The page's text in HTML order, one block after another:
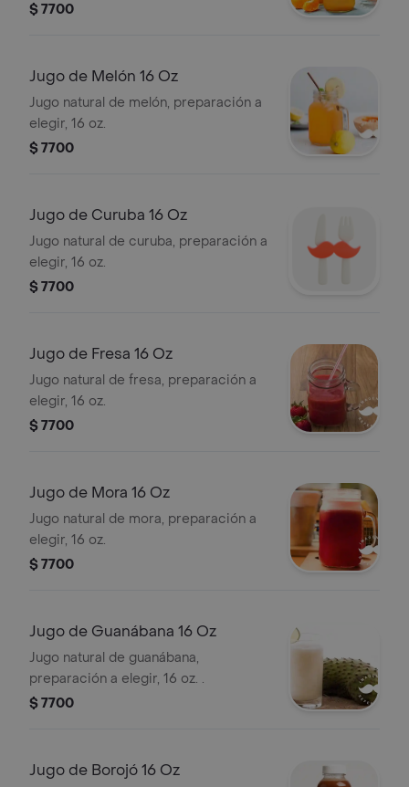
$ 7700
Jugo de Melón 16 Oz
Jugo natural de melón, preparación a
elegir, 16 oz.
$ 7700
Jugo de Curuba 16 Oz
Jugo natural de curuba, preparación a
elegir, 16 oz.
$ 7700
Jugo de Fresa 16 Oz
Jugo natural de fresa, preparación a
elegir, 16 oz.
$ 7700
Jugo de Mora 16 Oz
Jugo natural de mora, preparación a
elegir, 16 oz.
$ 7700
Jugo de Guanábana 16 Oz
Jugo natural de guanábana,
preparación a elegir, 16 oz. .
$ 7700
Jugo de Borojó 16 Oz